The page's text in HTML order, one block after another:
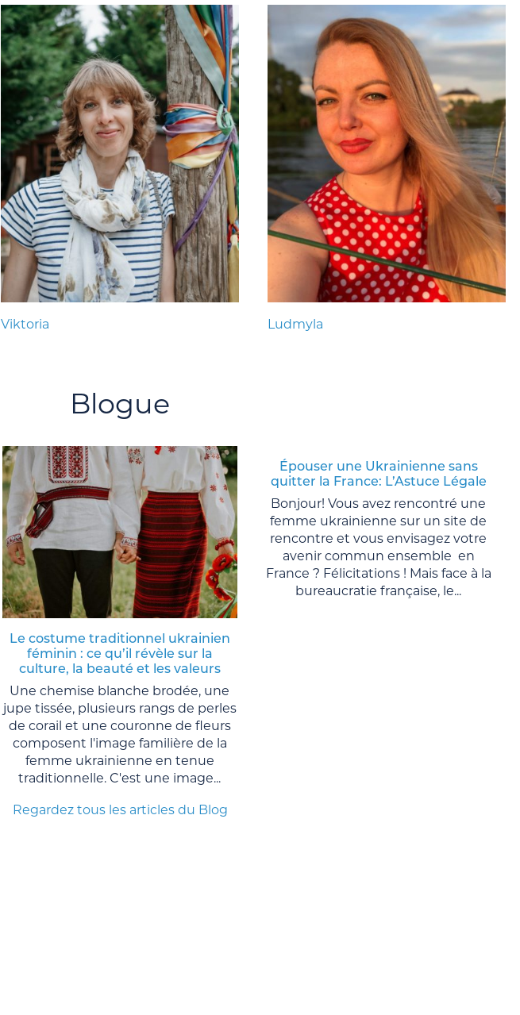
Viktoria Ludmyla
Blogue
Le costume traditionnel ukrainien
féminin : ce qu’il révèle sur la
culture, la beauté et les valeurs
Une chemise blanche brodée, une
jupe tissée, plusieurs rangs de perles
de corail et une couronne de fleurs
composent l'image familière de la
femme ukrainienne en tenue
traditionnelle. C'est une image...
Épouser une Ukrainienne sans
quitter la France: L’Astuce Légale
Bonjour! Vous avez rencontré une
femme ukrainienne sur un site de
rencontre et vous envisagez votre
avenir commun ensemble en
France ? Félicitations ! Mais face à la
bureaucratie française, le...
Regardez tous les articles du Blog